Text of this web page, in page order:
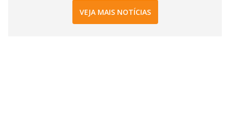
VEJA MAIS NOTÍCIAS